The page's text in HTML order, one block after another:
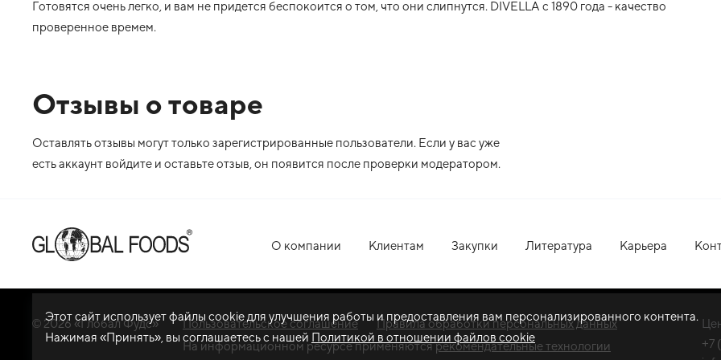
Готовятся очень легко, и вам не придется беспокоится о том, что они слипнутся. DIVELLA с 1890 года - качество
проверенное времем.
Отзывы о товаре
Оставлять отзывы могут только зарегистрированные пользователи. Если у вас уже
есть аккаунт войдите и оставьте отзыв, он появится после проверки модератором.
О компании Клиентам Закупки Литература Карьера
© 2026 «Глобал Фудс» Пользовательское соглашение
Правила обработки персональных данных
На информационном ресурсе применяютсярекомендательные технологии
+7
Этот сайт использует файлы cookie для улучшения работы и предоставления вам персонализированного контента.
Нажимая «Принять», вы соглашаетесь с нашей Политикой в отношении файлов cookie